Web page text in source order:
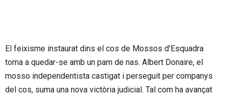
El feixisme instaurat dins el cos de Mossos d’Esquadra
torna a quedar-se amb un pam de nas. Albert Donaire, el
mosso independentista castigat i perseguit per companys
del cos, suma una nova victòria judicial. Tal com ha avançat